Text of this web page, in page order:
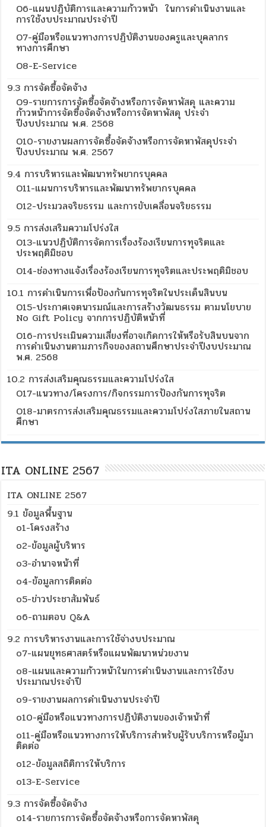
O6-แผนปฏิบัติการและความก้าวหน้า ในการดำเนินงานและ
การใช้งบประมาณประจำปี
O7-คู่มือหรือแนวทางการปฏิบัติงานของครูและบุคลากร
ทางการศึกษา
O8-E-Service
9.3 การจัดซื้อจัดจ้าง
O9-รายการการจัดซื้อจัดจ้างหรือการจัดหาพัสดุ และความ
ก้าวหน้าการจัดซื้อจัดจ้างหรือการจัดหาพัสดุ ประจำ
ปีงบประมาณ พ.ศ. 2568
O10-รายงานผลการจัดซื้อจัดจ้างหรือการจัดหาพัสดุประจำ
ปีงบประมาณ พ.ศ. 2567
9.4 การบริหารและพัฒนาทรัพยากรบุคคล
O11-แผนการบริหารและพัฒนาทรัพยากรบุคคล
O12-ประมวลจริยธรรม และการขับเคลื่อนจริยธรรม
9.5 การส่งเสริมความโปร่งใส
O13-แนวปฏิบัติการจัดการเรื่องร้องเรียนการทุจริตและ
ประพฤติมิชอบ
O14-ช่องทางแจ้งเรื่องร้องเรียนการทุจริตและประพฤติมิชอบ
10.1 การดำเนินการเพื่อป้องกันการทุจริตในประเด็นสินบน
O15-ประกาศเจตนารมณ์และการสร้างวัฒนธรรม ตามนโยบาย
No Gift Policy จากการปฏิบัติหน้าที่
O16-การประเมินความเสี่ยงที่อาจเกิดการให้หรือรับสินบนจาก
การดำเนินงานตามภารกิจของสถานศึกษาประจำปีงบประมาณ
พ.ศ. 2568
10.2 การส่งเสริมคุณธรรมและความโปร่งใส
O17-แนวทาง/โครงการ/กิจกรรมการป้องกันการทุจริต
O18-มาตรการส่งเสริมคุณธรรมและความโปร่งใสภายในสถาน
ศึกษา
ITA ONLINE 2567
ITA ONLINE 2567
9.1 ข้อมูลพื้นฐาน
o1-โครงสร้าง
o2-ข้อมูลผู้บริหาร
o3-อำนาจหน้าที่
o4-ข้อมูลการติดต่อ
o5-ข่าวประชาสัมพันธ์
o6-ถามตอบ Q&A
9.2 การบริหารงานและการใช้จ่างบประมาณ
o7-แผนยุทธศาสตร์หรือแผนพัฒนาหน่วยงาน
o8-แผนและความก้าวหน้าในการดำเนินงานและการใช้งบ
ประมาณประจำปี
o9-รายงานผลการดำเนินงานประจำปี
o10-คู่มือหรือแนวทางการปฏิบัติงานของเจ้าหน้าที่
o11-คู่มือหรือแนวทางการให้บริการสำหรับผู้รับบริการหรือผู้มา
ติดต่อ
o12-ข้อมูลสถิติการให้บริการ
o13-E-Service
9.3 การจัดซื้อจัดจ้าง
o14-รายการการจัดซื้อจัดจ้างหรือการจัดหาพัสดุ